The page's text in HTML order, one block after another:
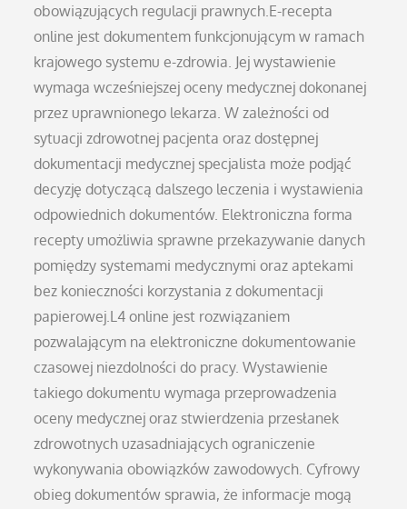
obowiązujących regulacji prawnych.E-recepta
online jest dokumentem funkcjonującym w ramach
krajowego systemu e-zdrowia. Jej wystawienie
wymaga wcześniejszej oceny medycznej dokonanej
przez uprawnionego lekarza. W zależności od
sytuacji zdrowotnej pacjenta oraz dostępnej
dokumentacji medycznej specjalista może podjąć
decyzję dotyczącą dalszego leczenia i wystawienia
odpowiednich dokumentów. Elektroniczna forma
recepty umożliwia sprawne przekazywanie danych
pomiędzy systemami medycznymi oraz aptekami
bez konieczności korzystania z dokumentacji
papierowej.L4 online jest rozwiązaniem
pozwalającym na elektroniczne dokumentowanie
czasowej niezdolności do pracy. Wystawienie
takiego dokumentu wymaga przeprowadzenia
oceny medycznej oraz stwierdzenia przesłanek
zdrowotnych uzasadniających ograniczenie
wykonywania obowiązków zawodowych. Cyfrowy
obieg dokumentów sprawia, że informacje mogą